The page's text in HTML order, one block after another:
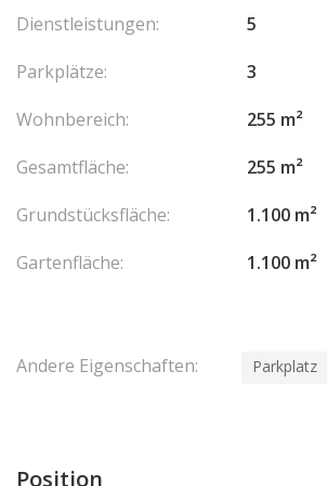
Dossier complet, plans et visite sur demande.
Dienstleistungen:
5
Parkplätze:
3
Wohnbereich:
255 m²
Gesamtfläche:
255 m²
Grundstücksfläche:
1.100 m²
Gartenfläche:
1.100 m²
Andere Eigenschaften: Parkplatz
Position